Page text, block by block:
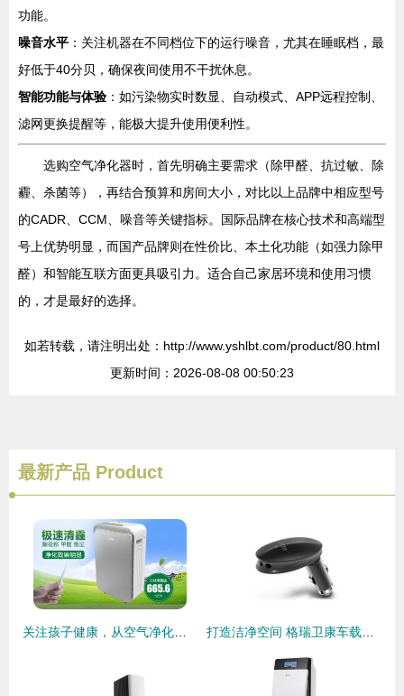
功能。
噪音水平 ：关注机器在不同档位下的运行噪音，尤其在睡眠档，最
好低于40分贝，确保夜间使用不干扰休息。
智能功能与体验 ：如污染物实时数显、自动模式、APP远程控制、
滤网更换提醒等，能极大提升使用便利性。
选购空气净化器时，首先明确主要需求（除甲醛、抗过敏、除
霾、杀菌等），再结合预算和房间大小，对比以上品牌中相应型号
的CADR、CCM、噪音等关键指标。国际品牌在核心技术和高端型
号上优势明显，而国产品牌则在性价比、本土化功能（如强力除甲
醛）和智能互联方面更具吸引力。适合自己家居环境和使用习惯
的，才是最好的选择。
如若转载，请注明出处：http://www.yshlbt.com/product/80.html
更新时间：2026-08-08 00:50:23
最新产品 Product